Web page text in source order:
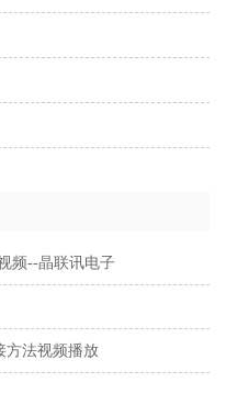
频--晶联讯电子
方法视频播放